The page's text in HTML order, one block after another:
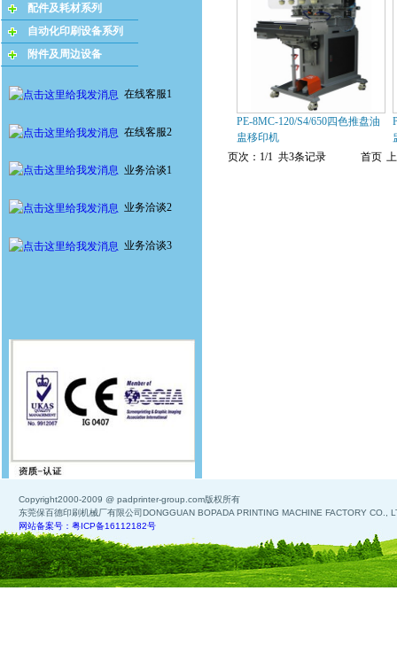
配件及耗材系列
自动化印刷设备系列
附件及周边设备
在线客服1
在线客服2
业务洽谈1
业务洽谈2
业务洽谈3
PE-8MC-120/S4/650四色推盘油
盅移印机
页次：1/1 共3条记录
首页
Copyright2000-2009 @ padprinter-group.com版权所有
东莞保百德印刷机械厂有限公司DONGGUAN BOPADA PRINTING MACHINE FACTORY CO.,
网站备案号：粤ICP备16112182号